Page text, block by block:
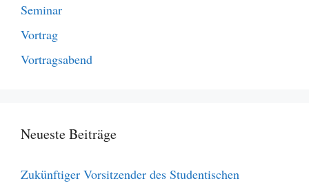
Seminar
Vortrag
Vortragsabend
Neueste Beiträge
Zukünftiger Vorsitzender des Studentischen